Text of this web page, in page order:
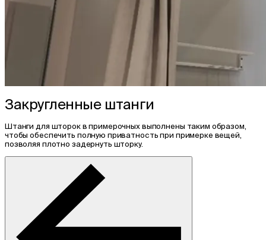
Закругленные штанги
Штанги для шторок в примерочных выполнены таким образом,
чтобы обеспечить полную приватность при примерке вещей,
позволяя плотно задернуть шторку.